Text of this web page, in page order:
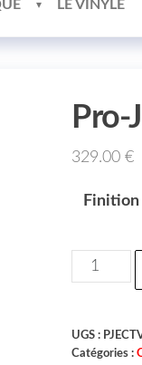
LE VINYLE
Pro-
329.00€
Finition
UGS :
Catégories :